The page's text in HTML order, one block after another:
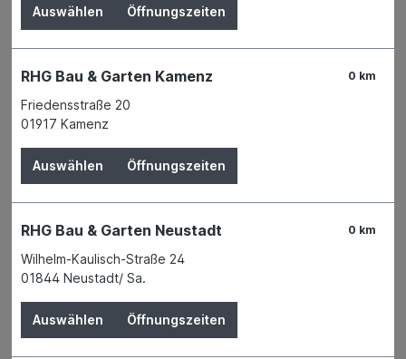
Zum Merkzettel hinzufügen
Verfügbarkeit
Derzeit in keiner Filiale verfügbar
Produktnummer:01516546
Name
Anschrift
41334 Nettetal
Telefon
+49 2157 8186 - 0
E-Mail
service@waltherdesign.de
Beschreibung
NEW LIFESTYLE PROFIL KV rechteckiges Kunststoffprofil
leicht abgerundet in diversen mit folierter Oberfläche in
diversen For…
Mehr
Auswählen Öffnungszeiten
0 km
RHG Bau & Garten Kamenz
Friedensstraße 20
01917 Kamenz
Auswählen Öffnungszeiten
0 km
RHG Bau & Garten Neustadt
Wilhelm-Kaulisch-Straße 24
01844 Neustadt/ Sa.
Auswählen Öffnungszeiten